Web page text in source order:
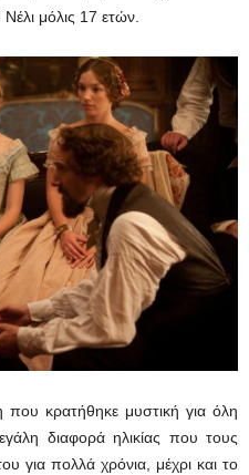
μόλις 17 ετών.
που κρατήθηκε μυστική για όλη
διαφορά ηλικίας που τους
για πολλά χρόνια, μέχρι και το